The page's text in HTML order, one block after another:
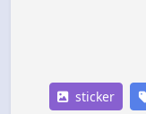
sticker